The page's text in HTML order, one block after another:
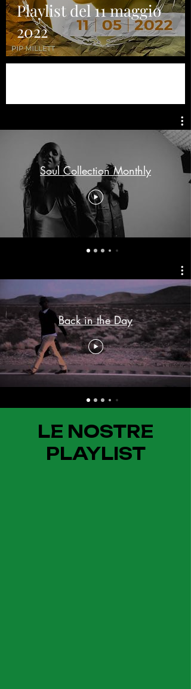
Playlist del 11 maggio
2022
Soul Collection Monthly
Back in the Day
LE NOSTRE
PLAYLIST